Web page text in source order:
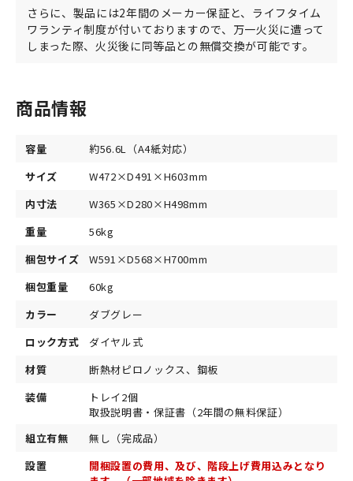
さらに、製品には2年間のメーカー保証と、ライフタイム
ワランティ制度が付いておりますので、万一火災に遭って
しまった際、火災後に同等品との無償交換が可能です。
商品情報
容量
約56.6L（A4紙対応）
サイズ
W472×D491×H603mm
内寸法
W365×D280×H498mm
重量
56kg
梱包サイズ
W591×D568×H700mm
梱包重量
60kg
カラー
ダブグレー
ロック方式
ダイヤル式
材質
断熱材ピロノックス、鋼板
装備
トレイ2個
取扱説明書・保証書（2年間の無料保証）
組立有無
無し（完成品）
設置
開梱設置の費用、及び、階段上げ費用込みとなり